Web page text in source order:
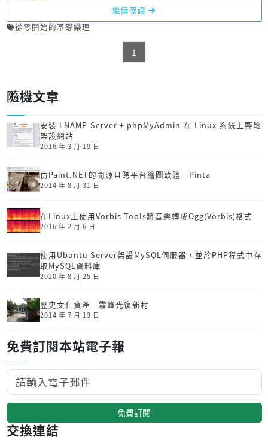
繼續閱讀
從零開始的基礎樂理
1
隨機文章
安裝 LNAMP Server + phpMyAdmin 在 Linux 系統上輕鬆
架設網站
2016 年 3 月 19 日
仿Paint.NET的開源且跨平台繪圖軟體－Pinta
2014 年 8 月 31 日
在Linux上使用Vorbis Tools將音樂轉成Ogg(Vorbis)格式
2016 年 2 月 6 日
使用Ubuntu Server架設MySQL伺服器，並於PHP程式中存
取MySQL資料庫
2020 年 8 月 25 日
歷史文化資產─霧峰光復新村
2014 年 7 月 13 日
免費訂閱本站電子報
免費訂閱
交換連結